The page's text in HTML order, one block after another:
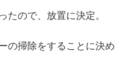
たので、放置に決定。
の掃除をすることに決め